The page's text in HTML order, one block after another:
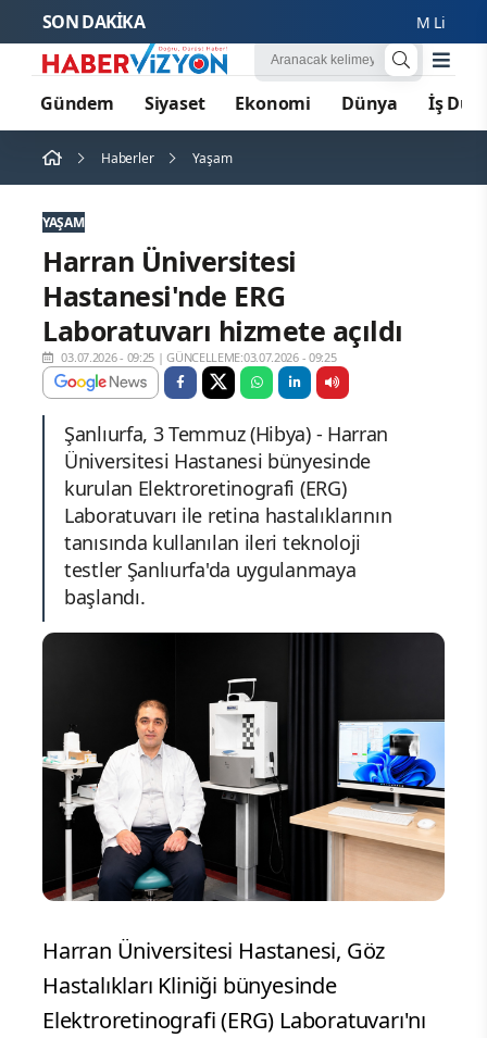
SON DAKİKA M Lisa ve
Gündem Siyaset Ekonomi Dünya İş
Haberler Yaşam
YAŞAM
Harran Üniversitesi
Hastanesi'nde ERG
Laboratuvarı hizmete açıldı
03.07.2026 - 09:25 |GÜNCELLEME:03.07.2026 - 09:25
Şanlıurfa, 3 Temmuz (Hibya) - Harran
Üniversitesi Hastanesi bünyesinde
kurulan Elektroretinografi (ERG)
Laboratuvarı ile retina hastalıklarının
tanısında kullanılan ileri teknoloji
testler Şanlıurfa'da uygulanmaya
başlandı.
Harran Üniversitesi Hastanesi, Göz
Hastalıkları Kliniği bünyesinde
Elektroretinografi (ERG) Laboratuvarı'nı